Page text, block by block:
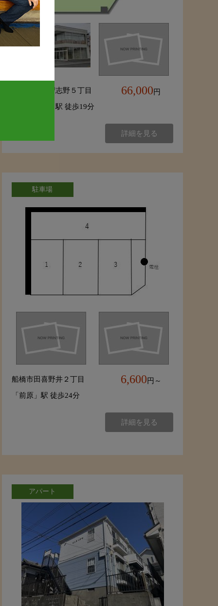
習志野市東習志野５丁目 66,000円
「八千代台」駅 徒歩19分
詳細を見る
駐車場
船橋市田喜野井２丁目 6,600円～
「前原」駅 徒歩24分
詳細を見る
アパート